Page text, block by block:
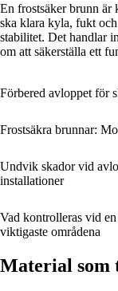
En frostsäker brunn är
ska klara kyla, fukt
stabilitet. Det handlar
om att säkerställa ett
Förbered avloppet för
Frostsäkra brunnar:
Undvik skador vid
installationer
Vad kontrolleras vid
viktigaste områdena
Material som